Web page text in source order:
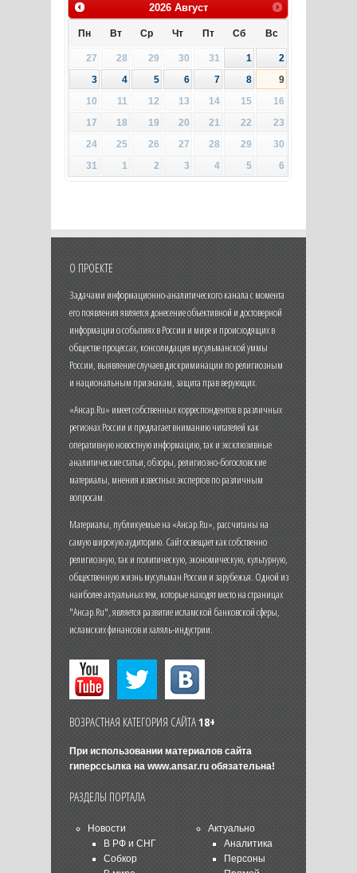
2026 Август
Пн Вт Ср Чт Пт Сб Вс
27 28 29 30 31 1
2
3
4 5 6 7 8
9
10
11 12 13 14 15
16
17
18 19 20 21 22
23
24
25 26 27 28 29
30
31
1 2 3 4 5 6
О ПРОЕКТЕ
Задачами информационно-аналитического канала с момента
его появления является донесение объективной и достоверной
информации о событиях в России и мире и происходящих в
обществе процессах, консолидация мусульманской уммы
России, выявление случаев дискриминации по религиозным
и национальным признакам, защита прав верующих.
«Ансар.Ru» имеет собственных корреспондентов в различных
регионах России и предлагает вниманию читателей как
оперативную новостную информацию, так и эксклюзивные
аналитические статьи, обзоры, религиозно-богословские
материалы, мнения известных экспертов по различным
вопросам.
Материалы, публикуемые на «Ансар.Ru», рассчитаны на
самую широкую аудиторию. Сайт освещает как собственно
религиозную, так и политическую, экономическую, культурную,
общественную жизнь мусульман России и зарубежья. Одной из
наиболее актуальных тем, которые находят место на страницах
"Ансар.Ru", является развитие исламской банковской сферы,
исламских финансов и халяль-индустрии.
ВОЗРАСТНАЯ КАТЕГОРИЯ САЙТА18+
При использовании материалов сайта
гиперссылка на www.ansar.ruобязательна!
РАЗДЕЛЫ ПОРТАЛА
Новости
В РФ и СНГ
Собкор
Актуально
Аналитика
Персоны